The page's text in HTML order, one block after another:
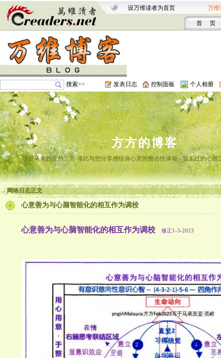
设万维读者为首页 万维
首 页
搜索>> 发表日志 控制面板 个人相册
方方的博客
我是马来西亚的方方 谨此与您分享感悟身心灵的整合性体验 - 我走过的心路
网络日志正文
心意善为与心脑智能化的相互作为调校
心意善为与心脑智能化的相互作为调校 修正1-3-2023